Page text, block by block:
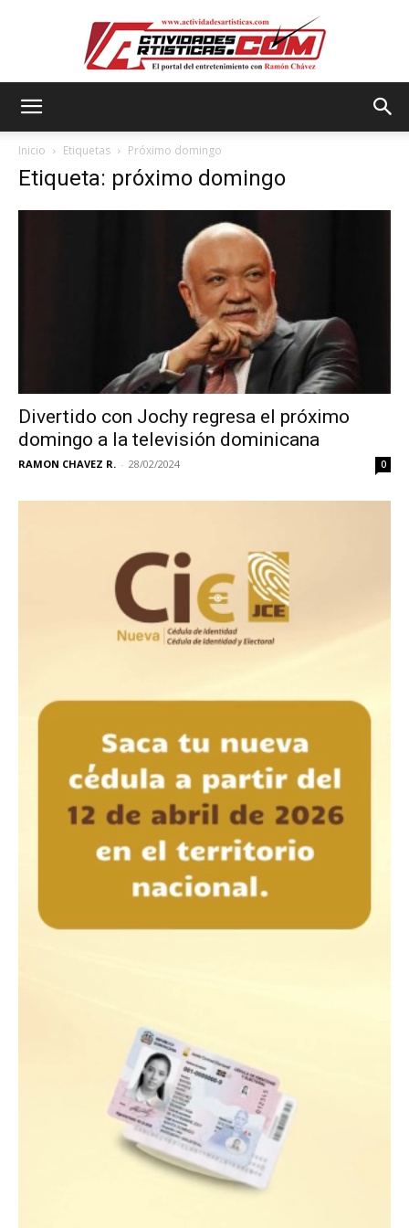
Inicio Etiquetas Próximo domingo
Etiqueta: próximo domingo
Divertido con Jochy regresa el próximo
domingo a la televisión dominicana
RAMON CHAVEZ R. - 28/02/2024 0